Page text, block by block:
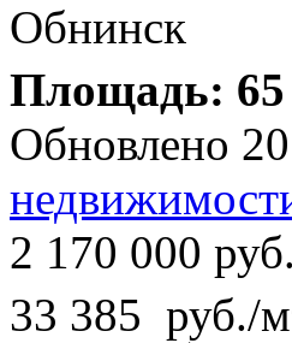
Обнинск
Площадь:
Обновлено
2 170 000 руб.
33 385 руб./м